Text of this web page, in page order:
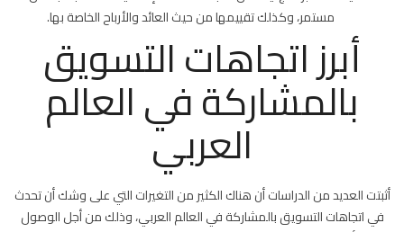
مستمر، وكذلك تقييمها من حيث العائد والأرباح الخاصة بها.
أبرز اتجاهات التسويق
بالمشاركة في العالم
العربي
أثبتت العديد من الدراسات أن هناك الكثير من التغيرات التي على وشك أن تحدث
في اتجاهات التسويق بالمشاركة في العالم العربي، وذلك من أجل الوصول